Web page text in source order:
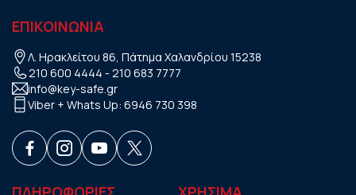
ΕΠΙΚΟΙΝΩΝΙΑ
Λ. Ηρακλείτου 86, Πάτημα Χαλανδρίου 15238
210 600 4444 - 210 683 7777
info@key-safe.gr
Viber + Whats Up: 6946 730 398